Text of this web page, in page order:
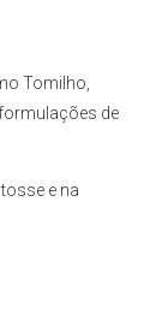
Tomilho,
de
e na